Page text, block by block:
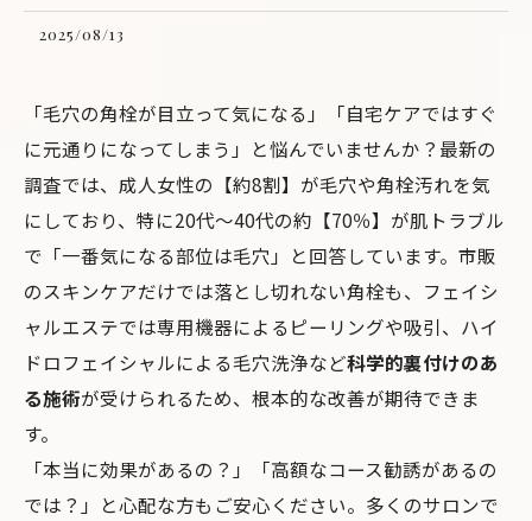
2025/08/13
「毛穴の角栓が目立って気になる」「自宅ケアではすぐ
に元通りになってしまう」と悩んでいませんか？最新の
調査では、成人女性の【約8割】が毛穴や角栓汚れを気
にしており、特に20代〜40代の約【70％】が肌トラブル
で「一番気になる部位は毛穴」と回答しています。市販
のスキンケアだけでは落とし切れない角栓も、フェイシ
ャルエステでは専用機器によるピーリングや吸引、ハイ
ドロフェイシャルによる毛穴洗浄など科学的裏付けのあ
る施術が受けられるため、根本的な改善が期待できま
す。
「本当に効果があるの？」「高額なコース勧誘があるの
では？」と心配な方もご安心ください。多くのサロンで